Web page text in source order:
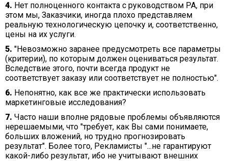
4. Нет полноценного контакта с руководством РА, при
этом мы, Заказчики, иногда плохо представляем
реальную технологическую цепочку и, соответственно,
цены на их услуги.
5. "Невозможно заранее предусмотреть все параметры
(критерии), по которым должен оцениваться результат.
Вследствие этого, почти всегда продукт не
соответствует заказу или соответствует не полностью".
6. Непонятно, как все же практически использовать
маркетинговые исследования?
7. Часто наши вполне рядовые проблемы объявляются
нерешаемыми, что "требует, как Вы сами понимаете,
больших вложений, но трудно прогнозировать
результат". Более того, Рекламисты "...не гарантируют
какой-либо результат, ибо не учитывают внешних